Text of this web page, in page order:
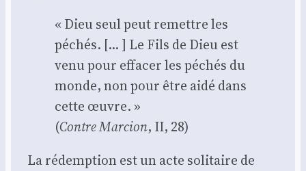
« Dieu seul peut remettre les
péchés. [… ] Le Fils de Dieu est
venu pour effa­cer les péchés du
monde, non pour être aidé dans
cette œuvre. »
(Contre Mar­cion, II, 28)
La rédemp­tion est un acte soli­taire de